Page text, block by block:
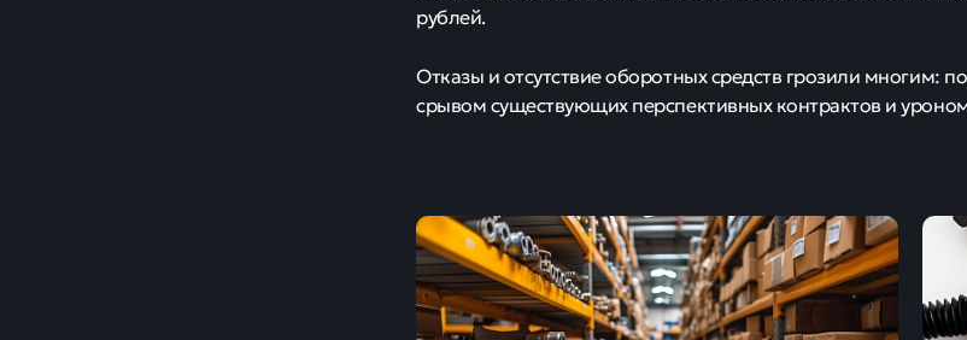
рублей.
Отказы и отсутствие оборотных средств грозили многим:
срывом существующих перспективных контрактов и